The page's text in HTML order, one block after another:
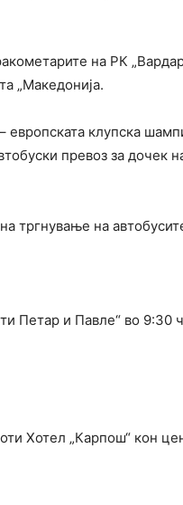
на РК
„Македонија.
европската клупска
превоз за дочек
тргнување на
Петар и Павле“ во 9:30
Хотел „Карпош“ кон